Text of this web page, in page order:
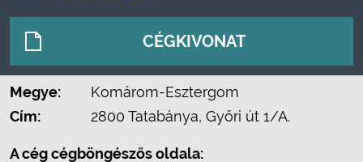
CÉGKIVONAT
Megye:
Komárom-Esztergom
Cím:
2800 Tatabánya, Győri út 1/A.
A cég cégböngészős oldala: